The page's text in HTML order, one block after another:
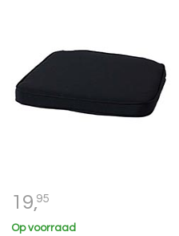
19,95
Op voorraad